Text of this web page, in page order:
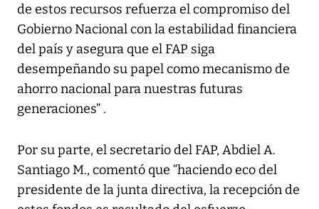
de estos recursos refuerza el compromiso del
Gobierno Nacional con la estabilidad financiera
del país y asegura que el FAP siga
desempeñando su papel como mecanismo de
ahorro nacional para nuestras futuras
generaciones” .
Por su parte, el secretario del FAP, Abdiel A.
Santiago M., comentó que “haciendo eco del
presidente de la junta directiva, la recepción de